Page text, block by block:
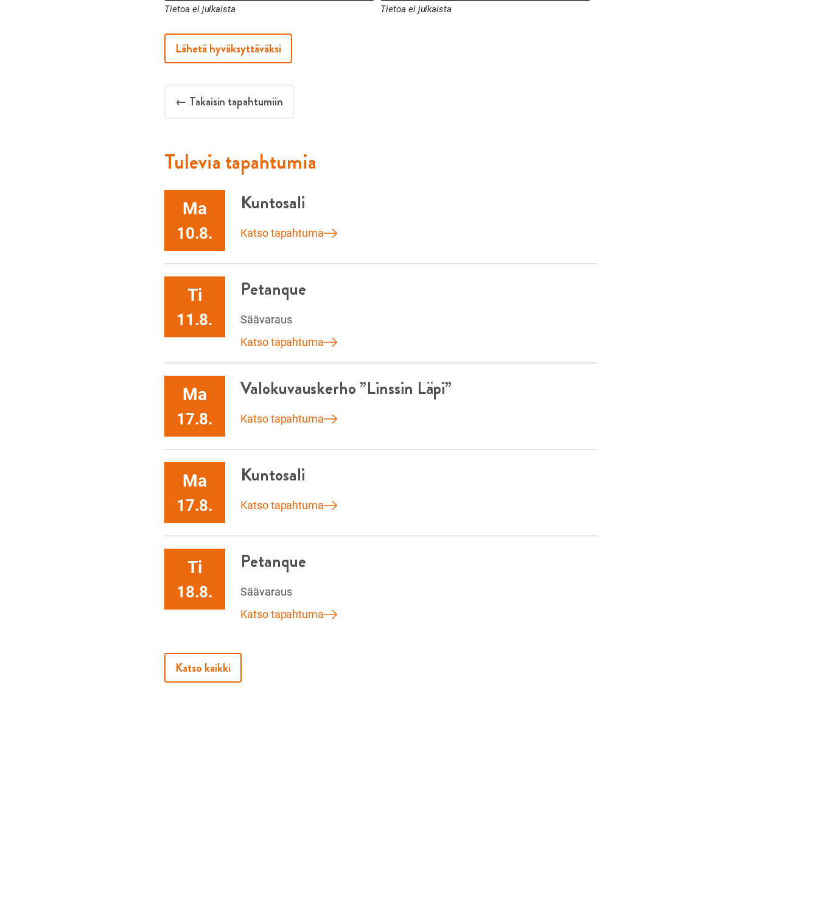
Tietoa ei julkaista Tietoa ei julkaista
Lähetä hyväksyttäväksi
← Takaisin tapahtumiin
Tulevia tapahtumia
Ma
10.8.
Kuntosali
Katso tapahtuma
Ti
11.8.
Petanque
Säävaraus
Katso tapahtuma
Ma
17.8.
Valokuvauskerho ”Linssin Läpi”
Katso tapahtuma
Ma
17.8.
Kuntosali
Katso tapahtuma
Ti
18.8.
Petanque
Säävaraus
Katso tapahtuma
Katso kaikki